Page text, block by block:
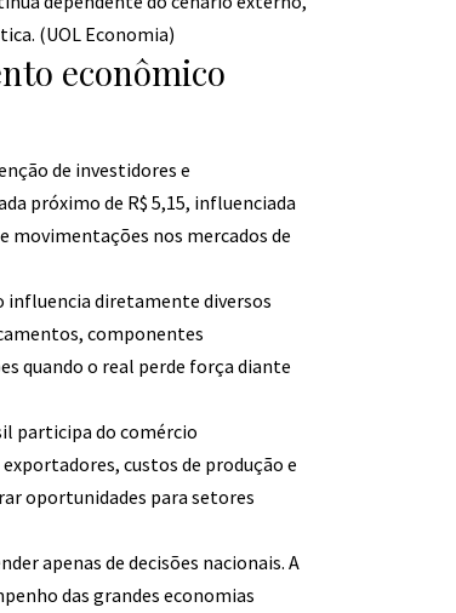
(UOL Economia)
econômico
de investidores e
próximo de R$ 5,15, influenciada
nos mercados de
influencia diretamente diversos
componentes
quando o real perde força diante
participa do comércio
custos de produção e
oportunidades para setores
apenas de decisões nacionais. A
das grandes economias